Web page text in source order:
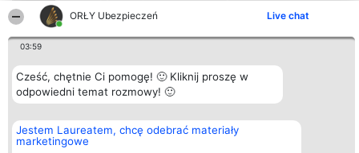
ORŁY Ubezpieczeń Live chat
03:59
Cześć, chętnie Ci pomogę! 🙂 Kliknij proszę w
odpowiedni temat rozmowy! 🙂
Jestem Laureatem, chcę odebrać materiały
marketingowe
9.1
Organizator plebiscytu
Bright Side Solutions sp. z o.
o. sp. k.
Wrocław 50-079
KRS 0000749100 | Regon
381313360 | NIP 8943132676
Plebiscyt
Laureaci
Lista
Laureatów
Zasady
Kontakt